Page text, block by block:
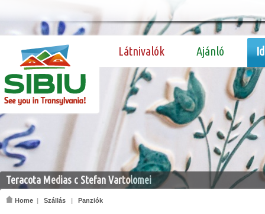
Látnivalók Ajánló
Teracota Medias c Stefan Vartolomei
Home | Szállás | Panziók